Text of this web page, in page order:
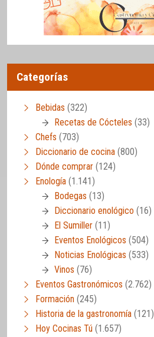
Categorías
Bebidas (322)
Recetas de Cócteles (33)
Chefs (703)
Diccionario de cocina (800)
Dónde comprar (124)
Enología (1.141)
Bodegas (13)
Diccionario enológico (16)
El Sumiller (11)
Eventos Enológicos (504)
Noticias Enológicas (533)
Vinos (76)
Eventos Gastronómicos (2.762)
Formación (245)
Historia de la gastronomía (121)
Hoy Cocinas Tú (1.657)